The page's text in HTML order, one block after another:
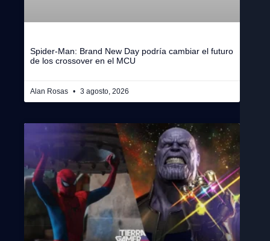
Spider-Man: Brand New Day podría cambiar el futuro
de los crossover en el MCU
Alan Rosas 3 agosto, 2026